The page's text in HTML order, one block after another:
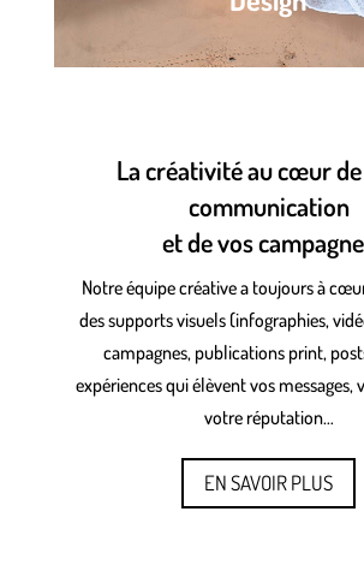
La créativité au cœur
communication
et de vos
Notre équipe créative a toujours à
des supports visuels (infographies,
campagnes, publications print,
expériences qui élèvent vos messages,
votre réputation…
EN SAVOIR PLUS